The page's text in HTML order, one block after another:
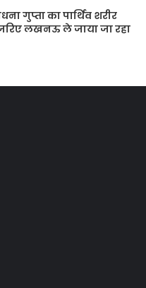
गुप्ता का पार्थिव शरीर
लखनऊ ले जाया जा रहा